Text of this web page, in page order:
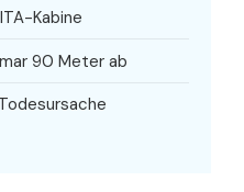
Kabine
90 Meter ab